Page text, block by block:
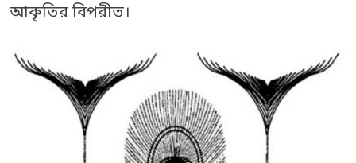
আকৃতির বিপরীত।